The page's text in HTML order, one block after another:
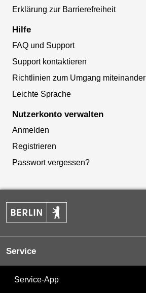
Erklärung zur Barrierefreiheit
Hilfe
FAQ und Support
Support kontaktieren
Richtlinien zum Umgang miteinander
Leichte Sprache
Nutzerkonto verwalten
Anmelden
Registrieren
Passwort vergessen?
Service
Service-App